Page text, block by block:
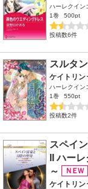
ハーレクイン
1巻
500pt
投稿数6件
スルタ
ケイトリン
ハーレクイン
1巻
550pt
投稿数2件
スペイ
II ハー
～
ケイトリン